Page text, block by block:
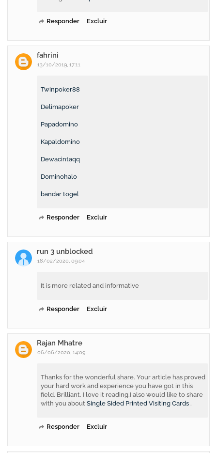
Responder Excluir
fahrini
13/10/2019, 17:11
Twinpoker88
Delimapoker
Papadomino
Kapaldomino
Dewacintaqq
Dominohalo
bandar togel
Responder Excluir
run 3 unblocked
18/02/2020, 09:04
It is more related and informative
Responder Excluir
Rajan Mhatre
06/06/2020, 14:09
Thanks for the wonderful share. Your article has proved
your hard work and experience you have got in this
field. Brilliant. I love it reading.I also would like to share
with you about Single Sided Printed Visiting Cards .
Responder Excluir